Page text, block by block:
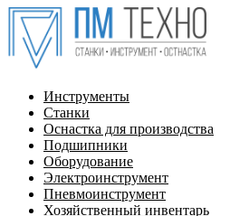
Инструменты
Станки
Оснастка для производства
Подшипники
Оборудование
Электроинструмент
Пневмоинструмент
Хозяйственный инвентарь